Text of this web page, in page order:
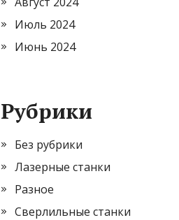
Июль 2024
Июнь 2024
Рубрики
Без рубрики
Лазерные станки
Разное
Сверлильные станки